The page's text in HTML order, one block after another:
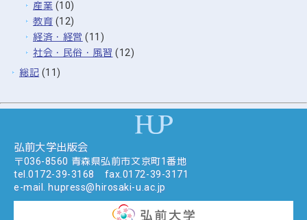
産業 (10)
教育 (12)
経済・経営 (11)
社会・民俗・風習 (12)
総記 (11)
弘前大学出版会
〒036-8560 青森県弘前市文京町1番地
tel.0172-39-3168
fax.0172-39-3171
e-mail. hupress@hirosaki-u.ac.jp